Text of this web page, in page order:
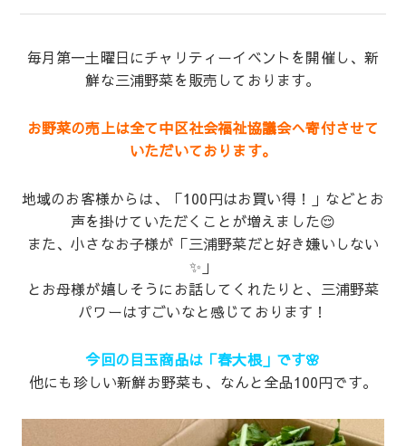
毎月第一土曜日にチャリティーイベントを開催し、新
鮮な三浦野菜を販売しております。
お野菜の売上は全て中区社会福祉協議会へ寄付させて
いただいております。
地域のお客様からは、「100円はお買い得！」などとお
声を掛けていただくことが増えました😌
また、小さなお子様が「三浦野菜だと好き嫌いしない
✨」
とお母様が嬉しそうにお話してくれたりと、三浦野菜
パワーはすごいなと感じております！
今回の目玉商品は「春大根」です🌸
他にも珍しい新鮮お野菜も、なんと全品100円です。